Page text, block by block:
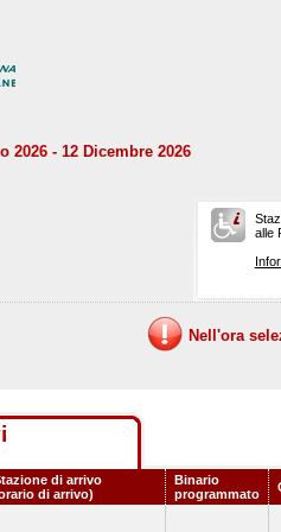
2026 - 12 Dicembre 2026
alle
Nell'ora
di arrivo
di arrivo)
Binario
programmato